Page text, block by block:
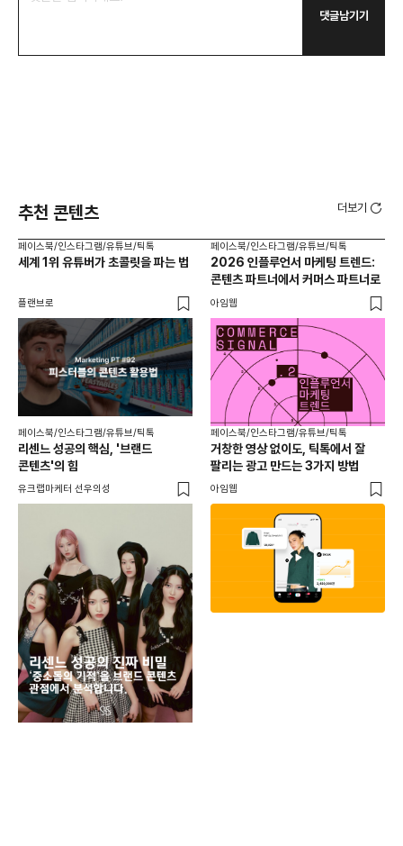
댓글남기기
추천 콘텐츠 더보기
페이스북/인스타그램/유튜브/틱톡
세계 1위 유튜버가 초콜릿을 파는 법
플랜브로
페이스북/인스타그램/유튜브/틱톡
2026 인플루언서 마케팅 트렌드:
콘텐츠 파트너에서 커머스 파트너로
아임웹
페이스북/인스타그램/유튜브/틱톡
리센느 성공의 핵심, '브랜드
콘텐츠'의 힘
유크랩마케터 선우의성
페이스북/인스타그램/유튜브/틱톡
거창한 영상 없이도, 틱톡에서 잘
팔리는 광고 만드는 3가지 방법
아임웹